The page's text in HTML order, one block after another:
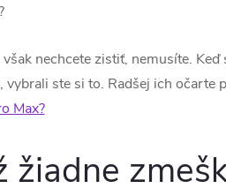
nechcete zistiť, nemusíte.
vybrali ste si to. Radšej ich
Max?
žiadne